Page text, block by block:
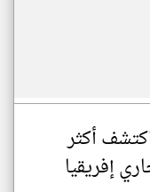
أكثر
إفريقيا